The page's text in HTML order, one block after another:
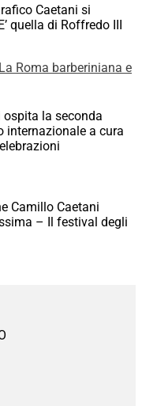
Caetani si
quella di Roffredo III
Roma barberiniana e
ospita la seconda
internazionale a cura
Camillo Caetani
– Il festival degli